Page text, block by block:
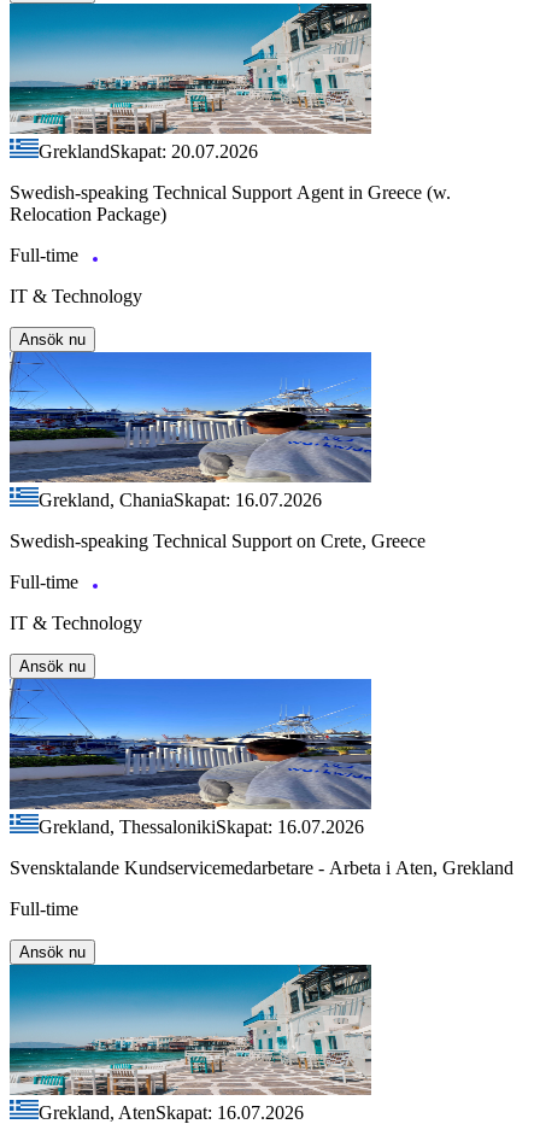
GreklandSkapat: 20.07.2026
Swedish-speaking Technical Support Agent in Greece (w.
Relocation Package)
Full-time
IT & Technology
Ansök nu
Grekland, ChaniaSkapat: 16.07.2026
Swedish-speaking Technical Support on Crete, Greece
Full-time
IT & Technology
Ansök nu
Grekland, ThessalonikiSkapat: 16.07.2026
Svensktalande Kundservicemedarbetare - Arbeta i Aten, Grekland
Full-time
Ansök nu
Grekland, AtenSkapat: 16.07.2026